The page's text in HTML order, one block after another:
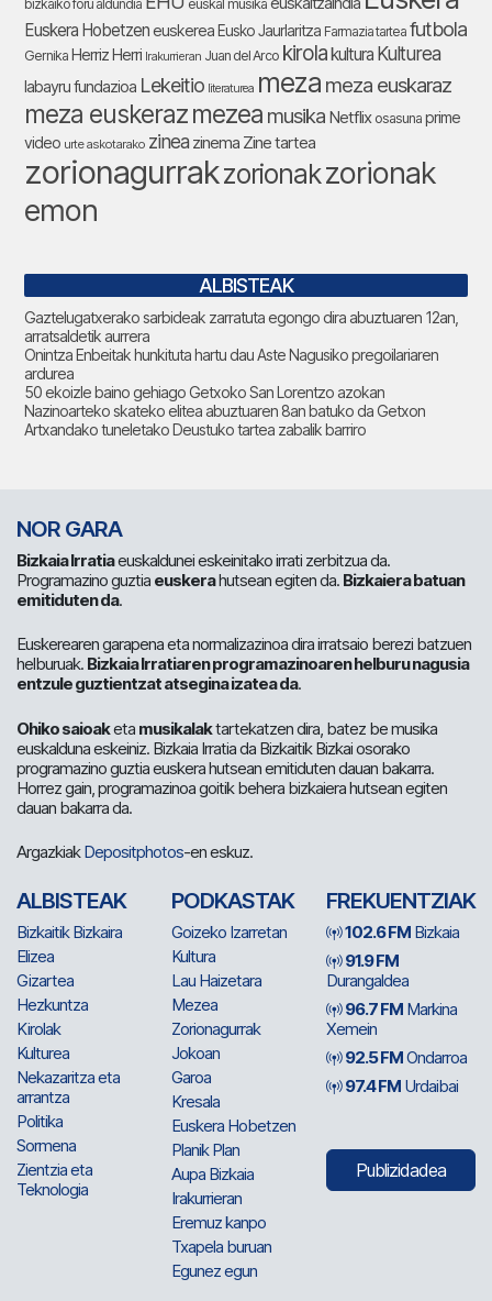
bizkaiko foru aldundia euskal musika
Euskera Hobetzeneuskerea Eusko Jaurlaritza Farmazia tartea futbola
Gernika Herriz Herri Irakurrieran Juan del Arco kirolakultura Kulturea
labayru fundazioa Lekeitio literaturea meza meza euskaraz
meza euskerazmezea musika Netflix osasuna prime
video urte askotarako zinea zinema Zine tartea
zorionagurrakzorionakzorionak
emon
ALBISTEAK
Gaztelugatxerako sarbideak zarratuta egongo dira abuztuaren 12an,
arratsaldetik aurrera
Onintza Enbeitak hunkituta hartu dau Aste Nagusiko pregoilariaren
ardurea
50 ekoizle baino gehiago Getxoko San Lorentzo azokan
Nazinoarteko skateko elitea abuztuaren 8an batuko da Getxon
Artxandako tuneletako Deustuko tartea zabalik barriro
NOR GARA
Bizkaia Irratiaeuskaldunei eskeinitako irrati zerbitzua da.
Programazino guztia euskerahutsean egiten da. Bizkaiera batuan
emitiduten da.
Euskerearen garapena eta normalizazinoa dira irratsaio berezi batzuen
helburuak. Bizkaia Irratiaren programazinoaren helburu nagusia
entzule guztientzat atsegina izatea da.
Ohiko saioaketa musikalaktartekatzen dira, batez be musika
euskalduna eskeiniz. Bizkaia Irratia da Bizkaitik Bizkai osorako
programazino guztia euskera hutsean emitiduten dauan bakarra.
Horrez gain, programazinoa goitik behera bizkaiera hutsean egiten
dauan bakarra da.
ArgazkiakDepositphotos-en eskuz.
ALBISTEAK
Bizkaitik Bizkaira
Elizea
Gizartea
Hezkuntza
Kirolak
Kulturea
Nekazaritza eta
arrantza
Politika
Sormena
Zientzia eta
Teknologia
PODKASTAK
Goizeko Izarretan
Kultura
Lau Haizetara
Mezea
Zorionagurrak
Jokoan
Garoa
Kresala
Euskera Hobetzen
Planik Plan
Aupa Bizkaia
Irakurrieran
Eremuz kanpo
Txapela buruan
Egunez egun
FREKUENTZIAK
102.6 FM Bizkaia
91.9 FM
Durangaldea
96.7 FM Markina
Xemein
92.5 FMOndarroa
97.4 FM Urdaibai
Publizidadea